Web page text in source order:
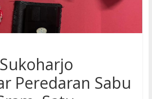
Peredaran Sabu